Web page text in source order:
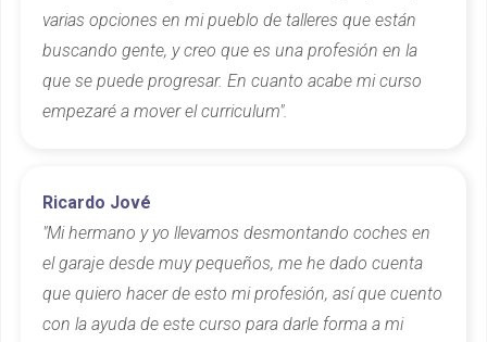
varias opciones en mi pueblo de talleres que están
buscando gente, y creo que es una profesión en la
que se puede progresar. En cuanto acabe mi curso
empezaré a mover el curriculum".
Ricardo Jové
"Mi hermano y yo llevamos desmontando coches en
el garaje desde muy pequeños, me he dado cuenta
que quiero hacer de esto mi profesión, así que cuento
con la ayuda de este curso para darle forma a mi